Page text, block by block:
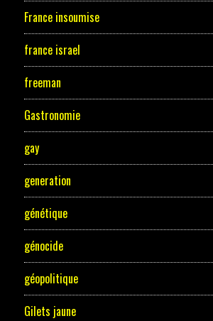
France insoumise
france israel
freeman
Gastronomie
gay
generation
génétique
génocide
géopolitique
Gilets jaune